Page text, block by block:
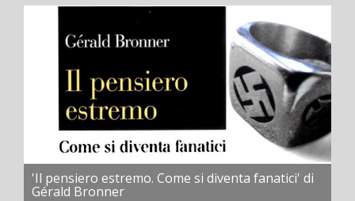
'Il pensiero estremo. Come si diventa fanatici' di
Gérald Bronner